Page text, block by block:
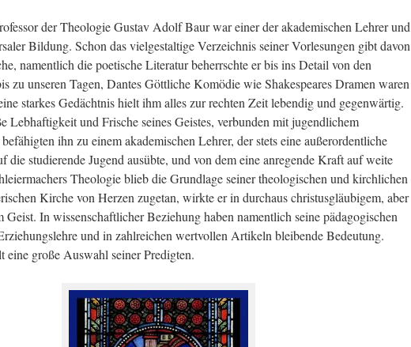
der Theologie Gustav Adolf Baur war einer der akademischen Lehrer und
Bildung. Schon das vielgestaltige Verzeichnis seiner Vorlesungen gibt davon
namentlich die poetische Literatur beherrschte er bis ins Detail von den
zu unseren Tagen, Dantes Göttliche Komödie wie Shakespeares Dramen waren
starkes Gedächtnis hielt ihm alles zur rechten Zeit lebendig und gegenwärtig.
Lebhaftigkeit und Frische seines Geistes, verbunden mit jugendlichem
befähigten ihn zu einem akademischen Lehrer, der stets eine außerordentliche
die studierende Jugend ausübte, und von dem eine anregende Kraft auf weite
Theologie blieb die Grundlage seiner theologischen und kirchlichen
Kirche von Herzen zugetan, wirkte er in durchaus christusgläubigem, aber
Geist. In wissenschaftlicher Beziehung haben namentlich seine pädagogischen
und in zahlreichen wertvollen Artikeln bleibende Bedeutung.
eine große Auswahl seiner Predigten.